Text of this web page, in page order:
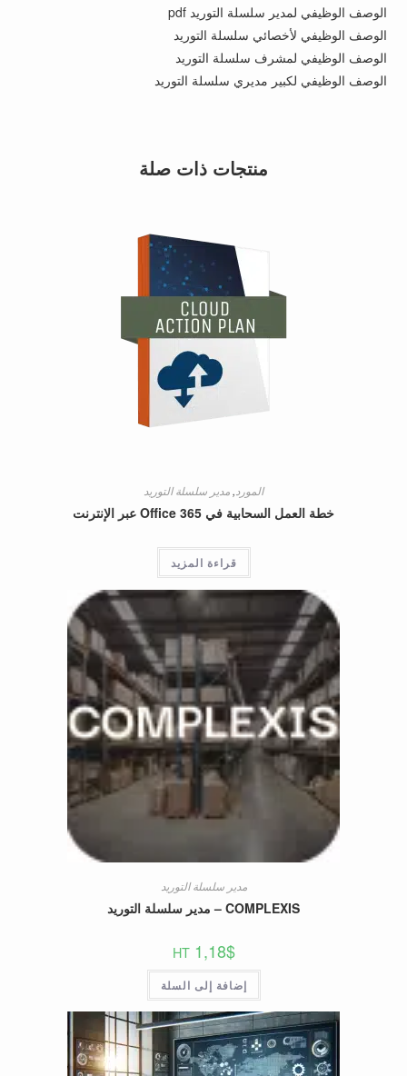
الوصف الوظيفي لمدير سلسلة التوريد pdf
الوصف الوظيفي لأخصائي سلسلة التوريد
الوصف الوظيفي لمشرف سلسلة التوريد
الوصف الوظيفي لكبير مديري سلسلة التوريد
منتجات ذات صلة
المورد , مدير سلسلة التوريد
خطة العمل السحابية في Office 365 عبر الإنترنت
قراءة المزيد
مدير سلسلة التوريد
COMPLEXIS – مدير سلسلة التوريد
1,18$
HT
إضافة إلى السلة